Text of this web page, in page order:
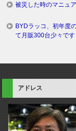
被災した時のマニュ
BYDラッコ、初年度
て月販300台少々です
アドレス